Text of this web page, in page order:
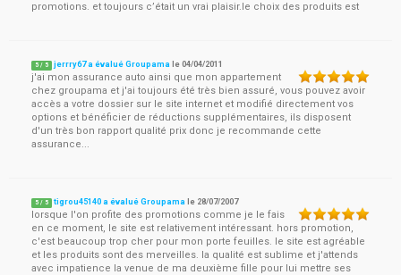
promotions. et toujours c’était un vrai plaisir.le choix des produits est
5 / 5 jerrry67 a évalué Groupama le04/04/2011
j'ai mon assurance auto ainsi que mon appartement
chez groupama et j'ai toujours été très bien assuré, vous pouvez avoir
accès a votre dossier sur le site internet et modifié directement vos
options et bénéficier de réductions supplémentaires, ils disposent
d'un très bon rapport qualité prix donc je recommande cette
assurance...
5 / 5 tigrou45140 a évalué Groupama le 28/07/2007
lorsque l'on profite des promotions comme je le fais
en ce moment, le site est relativement intéressant. hors promotion,
c'est beaucoup trop cher pour mon porte feuilles. le site est agréable
et les produits sont des merveilles. la qualité est sublime et j'attends
avec impatience la venue de ma deuxième fille pour lui mettre ses